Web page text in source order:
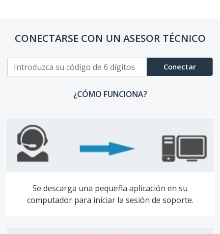
CONECTARSE CON UN ASESOR TÉCNICO
Conectar
¿CÓMO FUNCIONA?
Se descarga una pequeña aplicación en su
computador para iniciar la sesión de soporte.